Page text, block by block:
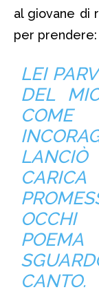
al giovane di
per prendere:
LEI
DEL
LANCIÒ
CANTO.